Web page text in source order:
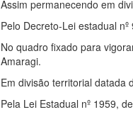
Assim permanecendo em
Pelo Decreto-Lei estadual
No quadro fixado para
Amaragi.
Em divisão territorial datada
Pela Lei Estadual nº 1959,